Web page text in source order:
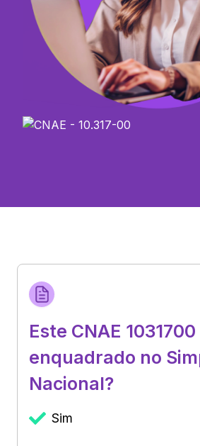
Este CNAE
enquadrado no
Nacional?
Sim